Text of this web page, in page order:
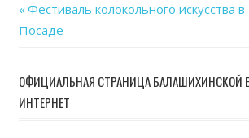
Навигация
записям
Previous
Post:
Фестиваль колокольного искусства
Посаде
ОФИЦИАЛЬНАЯ СТРАНИЦА БАЛАШИХИНСКОЙ
ИНТЕРНЕТ